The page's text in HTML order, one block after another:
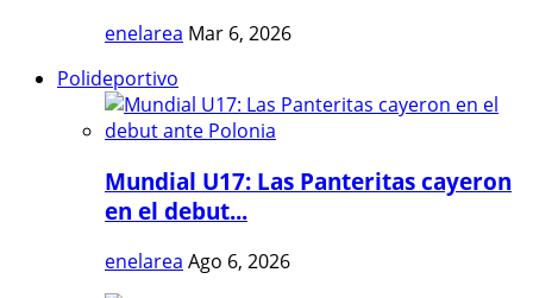
enelarea Mar 6, 2026
Polideportivo
Mundial U17: Las Panteritas cayeron
en el debut...
enelarea Ago 6, 2026